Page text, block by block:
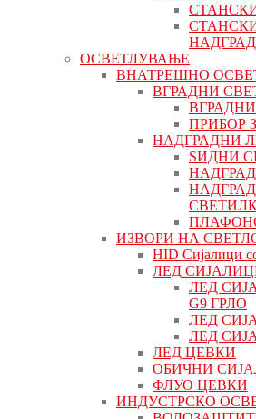
ОСВЕТЛУВАЊЕ
ВНАТРЕШНО
ВГРАДНИ
ПРИБОР
НАДГРАДНИ
ЅИДНИ
ИЗВОРИ НА
HID Сијалици
ЛЕД
ЛЕД
G9 ГРЛО
ЛЕД
ЛЕД
ЛЕД ЦЕВКИ
ОБИЧНИ
ФЛУО ЦЕВКИ
ИНДУСТРСКО